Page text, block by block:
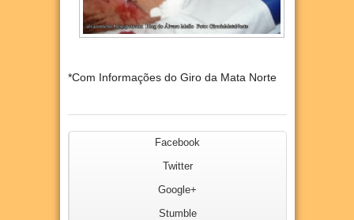
*Com Informações do Giro da Mata Norte
Facebook
Twitter
Google+
Stumble